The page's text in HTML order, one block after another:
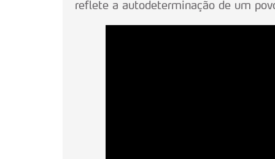
reflete a autodeterminação de um